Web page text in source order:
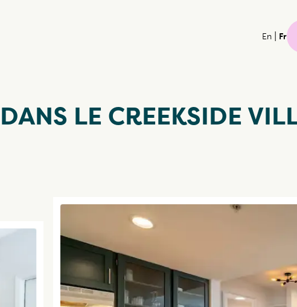
En Fr
LE CREEKSIDE